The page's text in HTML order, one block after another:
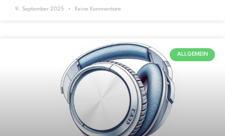
9. September 2025 Keine Kommentare
ALLGEMEIN